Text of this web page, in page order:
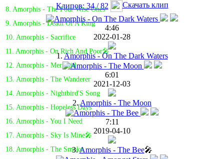
8. Amorphis - The Four Wise Ones
9. Amorphis - Death Of A King
10. Amorphis - Sacrifice
11. Amorphis - On Rich And Poor🎤
12. Amorphis - Mermaid
13. Amorphis - The Wanderer
14. Amorphis - Nightbird'S Song
15. Amorphis - Hopeless Days
16. Amorphis - You I Need
17. Amorphis - Sky Is Mine🎤
18. Amorphis - The Smoke
Клипов: 34 / 82 Скачать клип
4:46
2022-01-28
1.Amorphis - On The Dark Waters
6:01
2021-12-03
2.Amorphis - The Moon
7:11
2019-04-10
3.Amorphis - The Bee🎤